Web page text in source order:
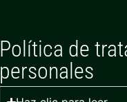
Política de
personales